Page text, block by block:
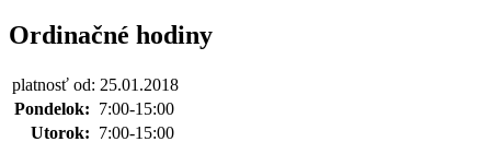
Ordinačné hodiny
platnosť od: 25.01.2018
Pondelok: 7:00-15:00
Utorok: 7:00-15:00